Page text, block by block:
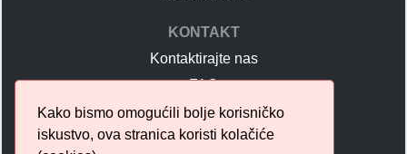
Kako bismo omogućili bolje korisničko
iskustvo, ova stranica koristi kolačiće
KONTAKT
Kontaktirajte nas
FAQ
Učlanjenje u UDS